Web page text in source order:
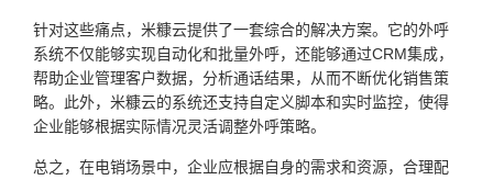
针对这些痛点，米糠云提供了一套综合的解决方案。它的外呼
系统不仅能够实现自动化和批量外呼，还能够通过CRM集成，
帮助企业管理客户数据，分析通话结果，从而不断优化销售策
略。此外，米糠云的系统还支持自定义脚本和实时监控，使得
企业能够根据实际情况灵活调整外呼策略。
总之，在电销场景中，企业应根据自身的需求和资源，合理配